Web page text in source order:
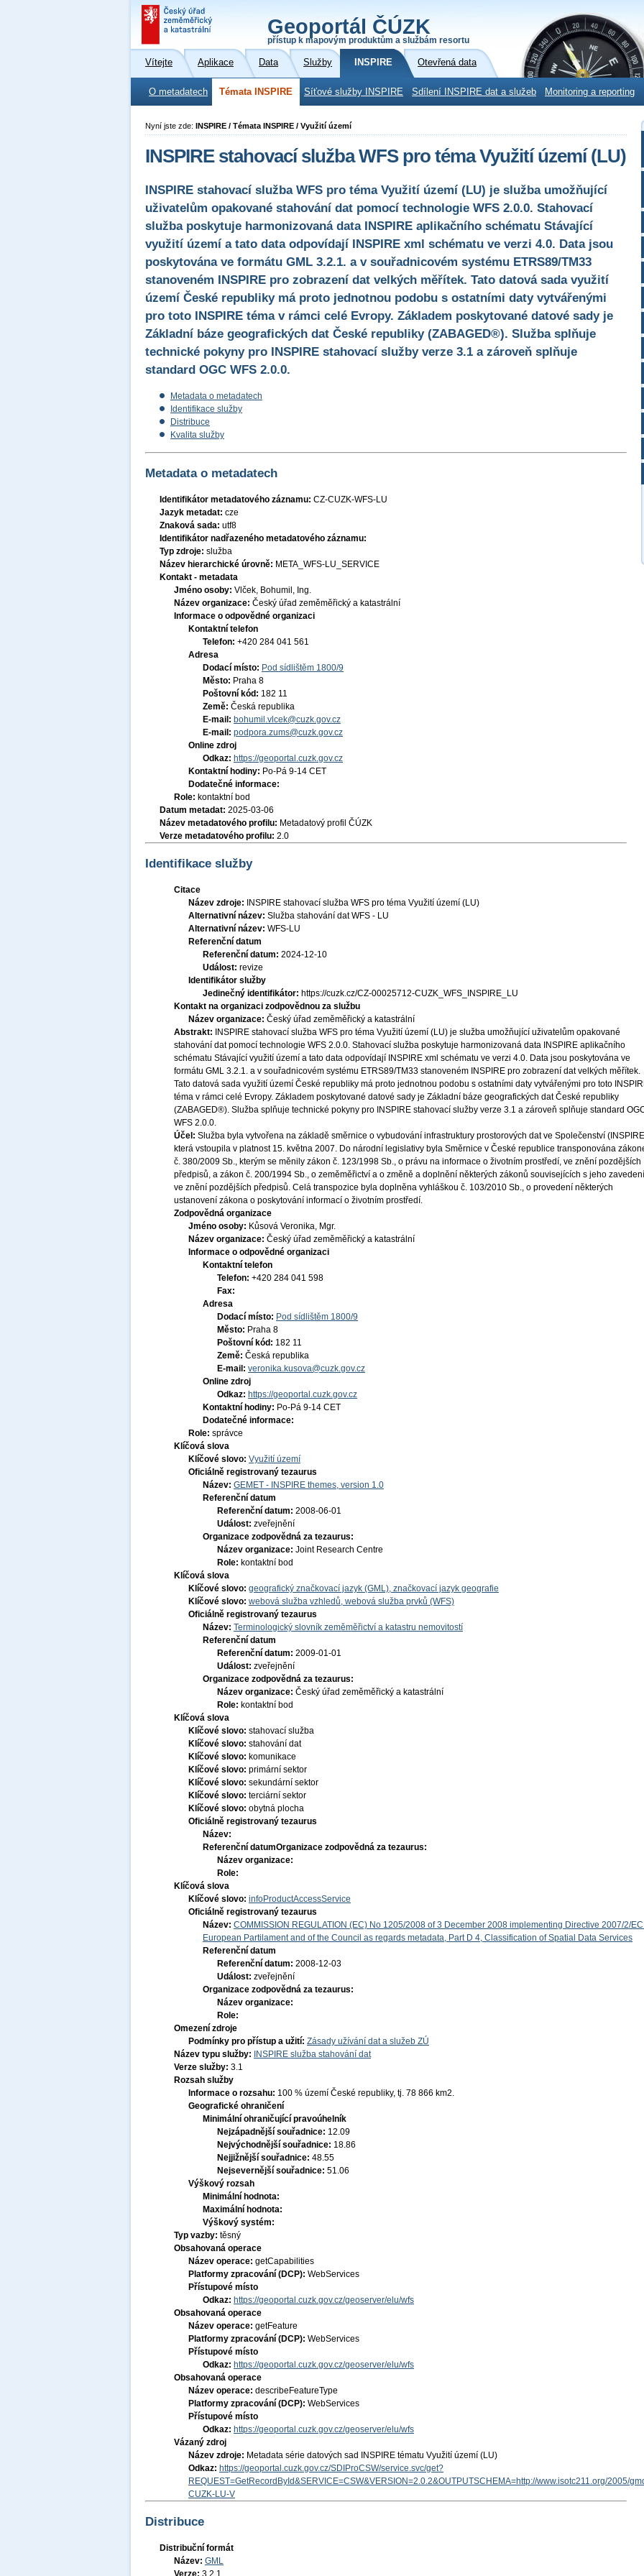
Geoportál ČÚZK
přístup k mapovým produktům a službám resortu
Vítejte Aplikace Data Služby INSPIRE Otevřená data
O metadatech Témata INSPIRE Síťové služby INSPIRE Sdílení INSPIRE dat a služeb Monitoring a reporting
Nyní jste zde: INSPIRE / Témata INSPIRE / Využití území
INSPIRE stahovací služba WFS pro téma Využití území (LU)
INSPIRE stahovací služba WFS pro téma Využití území (LU) je služba umožňující
uživatelům opakované stahování dat pomocí technologie WFS 2.0.0. Stahovací
služba poskytuje harmonizovaná data INSPIRE aplikačního schématu Stávající
využití území a tato data odpovídají INSPIRE xml schématu ve verzi 4.0. Data jsou
poskytována ve formátu GML 3.2.1. a v souřadnicovém systému ETRS89/TM33
stanoveném INSPIRE pro zobrazení dat velkých měřítek. Tato datová sada využití
území České republiky má proto jednotnou podobu s ostatními daty vytvářenými
pro toto INSPIRE téma v rámci celé Evropy. Základem poskytované datové sady je
Základní báze geografických dat České republiky (ZABAGED®). Služba splňuje
technické pokyny pro INSPIRE stahovací služby verze 3.1 a zároveň splňuje
standard OGC WFS 2.0.0.
Metadata o metadatech
Identifikace služby
Distribuce
Kvalita služby
Metadata o metadatech
Identifikátor metadatového záznamu: CZ-CUZK-WFS-LU
Jazyk metadat: cze
Znaková sada: utf8
Identifikátor nadřazeného metadatového záznamu:
Typ zdroje: služba
Název hierarchické úrovně: META_WFS-LU_SERVICE
Kontakt - metadata
Jméno osoby: Vlček, Bohumil, Ing.
Název organizace: Český úřad zeměměřický a katastrální
Informace o odpovědné organizaci
Kontaktní telefon
Telefon: +420 284 041 561
Adresa
Dodací místo: Pod sídlištěm 1800/9
Město: Praha 8
Poštovní kód: 182 11
Země: Česká republika
E-mail: bohumil.vlcek@cuzk.gov.cz
E-mail: podpora.zums@cuzk.gov.cz
Online zdroj
Odkaz: https://geoportal.cuzk.gov.cz
Kontaktní hodiny: Po-Pá 9-14 CET
Dodatečné informace:
Role: kontaktní bod
Datum metadat: 2025-03-06
Název metadatového profilu: Metadatový profil ČÚZK
Verze metadatového profilu: 2.0
Identifikace služby
Citace
Název zdroje:
INSPIRE stahovací služba WFS pro téma Využití území (LU)
Alternativní název: Služba stahování dat WFS - LU
Alternativní název: WFS-LU
Referenční datum
Referenční datum: 2024-12-10
Událost: revize
Identifikátor služby
Jedinečný identifikátor: https://cuzk.cz/CZ-00025712-CUZK_WFS_INSPIRE_LU
Kontakt na organizaci zodpovědnou za službu
Název organizace: Český úřad zeměměřický a katastrální
Abstrakt:
INSPIRE stahovací služba WFS pro téma Využití území (LU) je služba umožňující uživatelům opakované
stahování dat pomocí technologie WFS 2.0.0. Stahovací služba poskytuje harmonizovaná data INSPIRE aplikačního
schématu Stávající využití území a tato data odpovídají INSPIRE xml schématu ve verzi 4.0. Data jsou poskytována ve
formátu GML 3.2.1. a v souřadnicovém systému ETRS89/TM33 stanoveném INSPIRE pro zobrazení dat velkých měřítek.
Tato datová sada využití území České republiky má proto jednotnou podobu s ostatními daty vytvářenými pro toto
téma v rámci celé Evropy. Základem poskytované datové sady je Základní báze geografických dat České republiky
(ZABAGED®). Služba splňuje technické pokyny pro INSPIRE stahovací služby verze 3.1 a zároveň splňuje standard
WFS 2.0.0.
Účel: Služba byla vytvořena na základě směrnice o vybudování infrastruktury prostorových dat ve Společenství
která vstoupila v platnost 15. května 2007. Do národní legislativy byla Směrnice v České republice transponována
č. 380/2009 Sb., kterým se měnily zákon č. 123/1998 Sb., o právu na informace o životním prostředí, ve znění pozdějších
předpisů, a zákon č. 200/1994 Sb., o zeměměřictví a o změně a doplnění některých zákonů souvisejících s jeho
ve znění pozdějších předpisů. Celá transpozice byla doplněna vyhláškou č. 103/2010 Sb., o provedení některých
ustanovení zákona o poskytování informací o životním prostředí.
Zodpovědná organizace
Jméno osoby: Kůsová Veronika, Mgr.
Název organizace: Český úřad zeměměřický a katastrální
Informace o odpovědné organizaci
Kontaktní telefon
Telefon: +420 284 041 598
Fax:
Adresa
Dodací místo: Pod sídlištěm 1800/9
Město: Praha 8
Poštovní kód: 182 11
Země: Česká republika
E-mail: veronika.kusova@cuzk.gov.cz
Online zdroj
Odkaz: https://geoportal.cuzk.gov.cz
Kontaktní hodiny: Po-Pá 9-14 CET
Dodatečné informace:
Role: správce
Klíčová slova
Klíčové slovo: Využití území
Oficiálně registrovaný tezaurus
Název: GEMET - INSPIRE themes, version 1.0
Referenční datum
Referenční datum: 2008-06-01
Událost: zveřejnění
Organizace zodpovědná za tezaurus:
Název organizace: Joint Research Centre
Role: kontaktní bod
Klíčová slova
Klíčové slovo: geografický značkovací jazyk (GML), značkovací jazyk geografie
Klíčové slovo: webová služba vzhledů, webová služba prvků (WFS)
Oficiálně registrovaný tezaurus
Název: Terminologický slovník zeměměřictví a katastru nemovitostí
Referenční datum
Referenční datum: 2009-01-01
Událost: zveřejnění
Organizace zodpovědná za tezaurus:
Název organizace: Český úřad zeměměřický a katastrální
Role: kontaktní bod
Klíčová slova
Klíčové slovo: stahovací služba
Klíčové slovo: stahování dat
Klíčové slovo: komunikace
Klíčové slovo: primární sektor
Klíčové slovo: sekundární sektor
Klíčové slovo: terciární sektor
Klíčové slovo: obytná plocha
Oficiálně registrovaný tezaurus
Název:
Referenční datumOrganizace zodpovědná za tezaurus:
Název organizace:
Role:
Klíčová slova
Klíčové slovo: infoProductAccessService
Oficiálně registrovaný tezaurus
Název: COMMISSION REGULATION (EC) No 1205/2008 of 3 December 2008 implementing Directive 2007/2/EC
European Partilament and of the Council as regards metadata, Part D 4, Classification of Spatial Data Services
Referenční datum
Referenční datum: 2008-12-03
Událost: zveřejnění
Organizace zodpovědná za tezaurus:
Název organizace:
Role:
Omezení zdroje
Podmínky pro přístup a užití: Zásady užívání dat a služeb ZÚ
Název typu služby:
INSPIRE služba stahování dat
Verze služby: 3.1
Rozsah služby
Informace o rozsahu: 100 % území České republiky, tj. 78 866 km2.
Geografické ohraničení
Minimální ohraničující pravoúhelník
Nejzápadnější souřadnice: 12.09
Nejvýchodnější souřadnice: 18.86
Nejjižnější souřadnice: 48.55
Nejsevernější souřadnice: 51.06
Výškový rozsah
Minimální hodnota:
Maximální hodnota:
Výškový systém:
Typ vazby: těsný
Obsahovaná operace
Název operace: getCapabilities
Platformy zpracování (DCP): WebServices
Přístupové místo
Odkaz: https://geoportal.cuzk.gov.cz/geoserver/elu/wfs
Obsahovaná operace
Název operace: getFeature
Platformy zpracování (DCP): WebServices
Přístupové místo
Odkaz: https://geoportal.cuzk.gov.cz/geoserver/elu/wfs
Obsahovaná operace
Název operace: describeFeatureType
Platformy zpracování (DCP): WebServices
Přístupové místo
Odkaz: https://geoportal.cuzk.gov.cz/geoserver/elu/wfs
Vázaný zdroj
Název zdroje: Metadata série datových sad INSPIRE tématu Využití území (LU)
Odkaz: https://geoportal.cuzk.gov.cz/SDIProCSW/service.svc/get?
REQUEST=GetRecordById&SERVICE=CSW&VERSION=2.0.2&OUTPUTSCHEMA=http://www.isotc211.org/2005/
CUZK-LU-V
Distribuce
Distribuční formát
Název: GML
Verze: 3.2.1